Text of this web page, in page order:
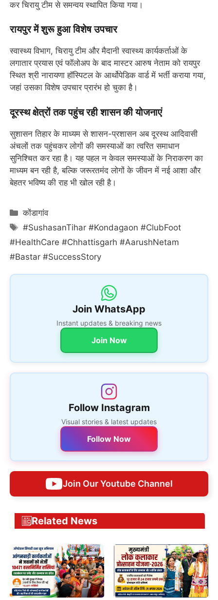
कर चिरायु टीम से समन्वय स्थापित किया गया।
रायपुर में शुरू हुआ विशेष उपचार
स्वास्थ्य विभाग, चिरायु टीम और मैदानी स्वास्थ्य कार्यकर्ताओं के
लगातार प्रयास एवं फॉलोअप के बाद मास्टर आरुष नेताम को रायपुर
स्थित श्री नारायणा हॉस्पिटल के आर्थोपेडिक वार्ड में भर्ती कराया गया,
जहां उसका विशेष उपचार प्रारंभ हो चुका है।
दूरस्थ क्षेत्रों तक पहुंच रही शासन की योजनाएं
सुशासन तिहार के माध्यम से शासन-प्रशासन अब दूरस्थ आदिवासी
अंचलों तक पहुंचकर लोगों की समस्याओं का त्वरित समाधान
सुनिश्चित कर रहा है। यह पहल न केवल समस्याओं के निराकरण का
माध्यम बन रही है, बल्कि जरूरतमंद लोगों के जीवन में नई आशा और
बेहतर भविष्य की राह भी खोल रही है।
Categories
कोंडागांव
Tags
#SushasanTihar #Kondagaon #ClubFoot
#HealthCare #Chhattisgarh #AarushNetam
#Bastar #SuccessStory
Join WhatsApp
Instant updates & breaking news
Join Now
Follow Instagram
Visual stories & latest updates
Follow Now
Join Our Youtube Channel
Related News